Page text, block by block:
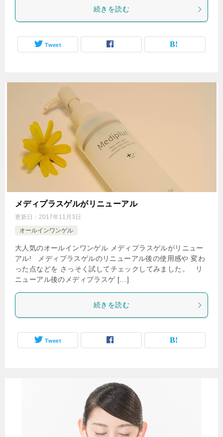
続きを読む
Tweet
メディプラスゲルがリニューアル
更新日： 2017年11月3日
オールインワンゲル
大人気のオールインワンゲル メディプラスゲルがリニュー
アル! メディプラスゲルのリニューアル後の使用感や 変わ
った点などを さっそく試してチェックしてみました。 リ
ニューアル後のメディプラスゲ […]
続きを読む
Tweet